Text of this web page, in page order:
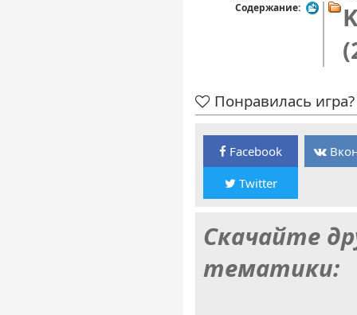
Содержание:
Понравилась
Facebook
Twitter
Скачайте
тематики: